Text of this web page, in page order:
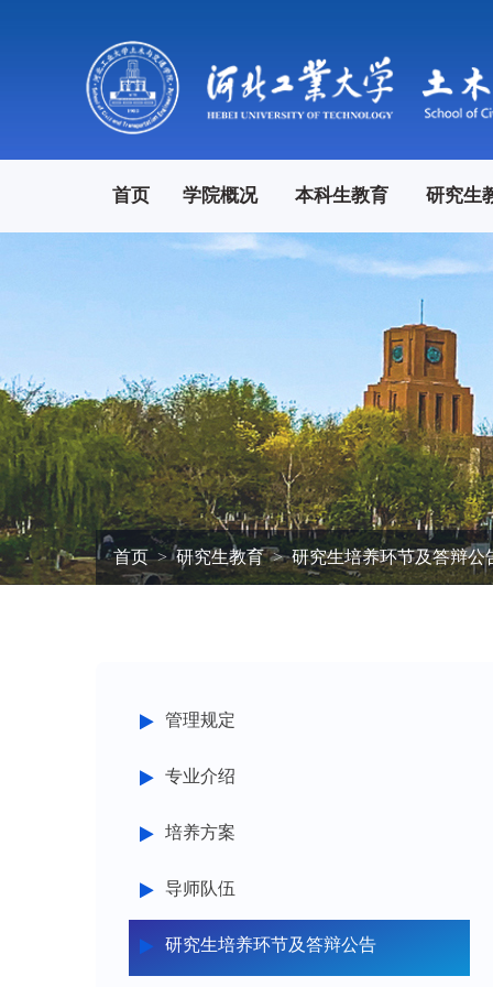
首页 学院概况 本科生教育 研究生
首页 研究生教育 研究生培养环节及答辩公
管理规定
专业介绍
培养方案
导师队伍
研究生培养环节及答辩公告